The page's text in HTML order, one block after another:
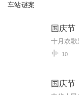
车站谜案
国庆节
10
国庆节